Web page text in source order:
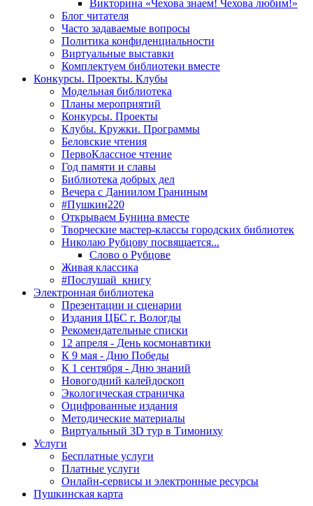
Викторина «Чехова знаем! Чехова любим!»
Блог читателя
Часто задаваемые вопросы
Политика конфиденциальности
Виртуальные выставки
Комплектуем библиотеки вместе
Конкурсы. Проекты. Клубы
Модельная библиотека
Планы мероприятий
Конкурсы. Проекты
Клубы. Кружки. Программы
Беловские чтения
ПервоКлассное чтение
Год памяти и славы
Библиотека добрых дел
Вечера с Даниилом Граниным
#Пушкин220
Открываем Бунина вместе
Творческие мастер-классы городских библиотек
Николаю Рубцову посвящается...
Слово о Рубцове
Живая классика
#Послушай_книгу
Электронная библиотека
Презентации и сценарии
Издания ЦБС г. Вологды
Рекомендательные списки
12 апреля - День космонавтики
К 9 мая - Дню Победы
К 1 сентября - Дню знаний
Новогодний калейдоскоп
Экологическая страничка
Оцифрованные издания
Методические материалы
Виртуальный 3D тур в Тимониху
Услуги
Бесплатные услуги
Платные услуги
Онлайн-сервисы и электронные ресурсы
Пушкинская карта